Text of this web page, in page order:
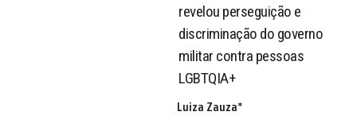
revelou perseguição e
discriminação do governo
militar contra pessoas
LGBTQIA+
Luiza Zauza*